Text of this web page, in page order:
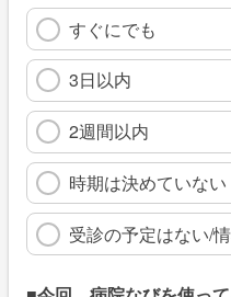
すぐにでも
3日以内
2週間以内
時期は決めていない
受診の予定はない/